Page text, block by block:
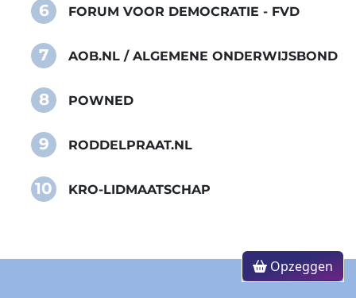
Opzeggen
6 FORUM VOOR DEMOCRATIE - FVD
7 AOB.NL / ALGEMENE ONDERWIJSBOND
8 POWNED
9 RODDELPRAAT.NL
10 KRO-LIDMAATSCHAP